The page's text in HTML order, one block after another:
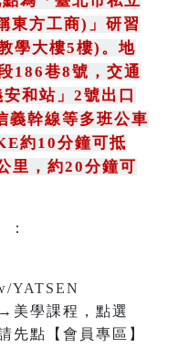
東方工商) 」 研習
學大樓5樓)。地
186巷8號 ， 交通
和站」2號出口
義幹線等多班公車
約10分鐘可抵
里，約20分鐘可
：
YATSEN
美學課程，點選
先點【會員專區】